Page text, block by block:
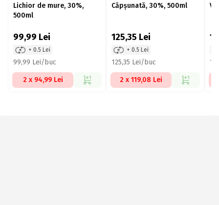
Lichior de mure, 30%,
500ml
99,99 Lei
+ 0.5 Lei
99,99 Lei/buc
2 x 94,99 Lei
Căpșunată, 30%, 500ml
125,35 Lei
+ 0.5 Lei
125,35 Lei/buc
2 x 119,08 Lei